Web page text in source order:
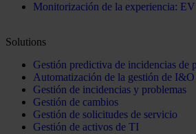
Monitorización de la experiencia:
Solutions
Gestión predictiva de incidencias de
Automatización de la gestión de I&O
Gestión de incidencias y problemas
Gestión de cambios
Gestión de solicitudes de servicio
Gestión de activos de TI